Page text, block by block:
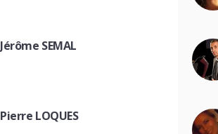
Jérôme SEMAL
Pierre LOQUES